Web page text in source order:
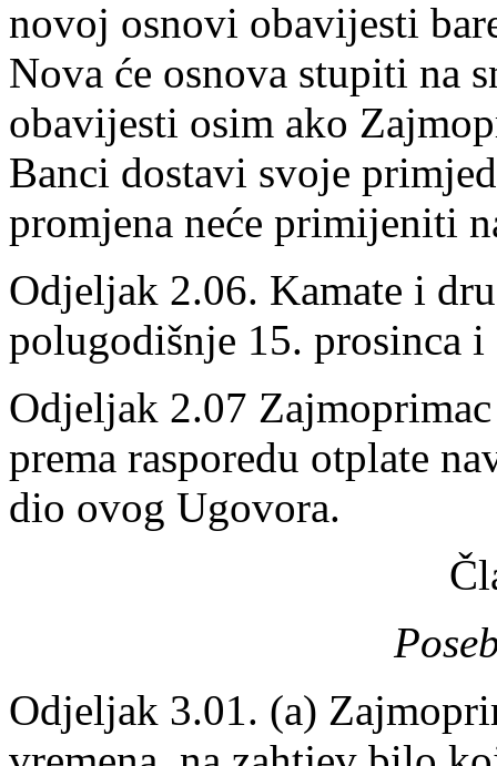
novoj osnovi obavijesti
Nova će osnova stupiti na
obavijesti osim ako
Banci dostavi svoje
promjena neće primijeniti
Odjeljak 2.06. Kamate i
polugodišnje 15. prosinca
Odjeljak 2.07
prema rasporedu otplate
dio ovog Ugovora.
Odjeljak 3.01. (a)